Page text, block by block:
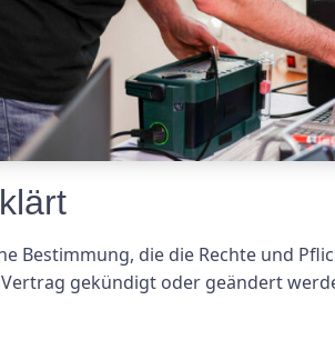
Bestimmung, die die Rechte und
gekündigt oder geändert